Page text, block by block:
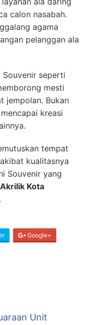
calon nasabah.
agama
pelanggan ala
Souvenir seperti
mesti
jempolan. Bukan
kreasi
tempat
kualitasnya
Souvenir yang
Kota
Google+
Unit